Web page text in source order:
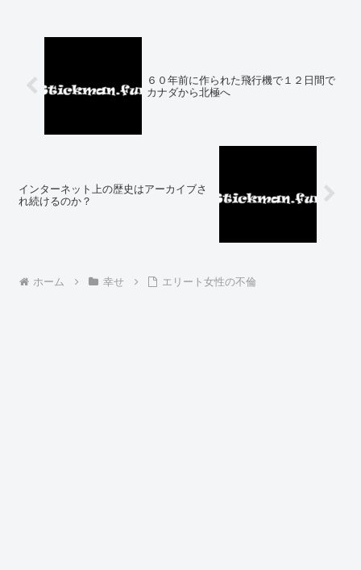
６０年前に作られた飛行機で１２日間で
カナダから北極へ
インターネット上の歴史はアーカイブさ
れ続けるのか？
ホーム 幸せ エリート女性の不倫